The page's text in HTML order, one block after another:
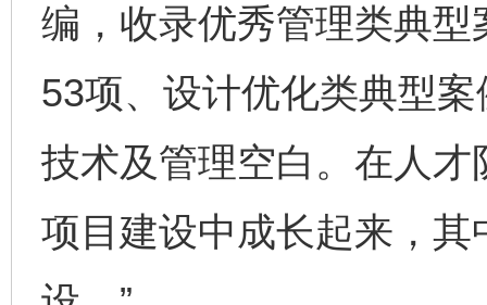
编，收录优秀管理类典
53项、设计优化类典型
技术及管理空白。在人
项目建设中成长起来，